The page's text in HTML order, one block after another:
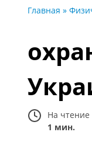
Главная »
На чтение
1 мин.